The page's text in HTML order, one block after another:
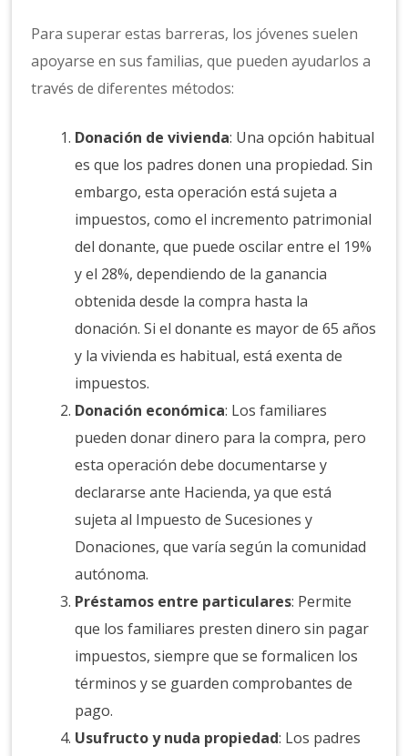
Para superar estas barreras, los jóvenes suelen
apoyarse en sus familias, que pueden ayudarlos a
través de diferentes métodos:
Donación de vivienda: Una opción habitual
es que los padres donen una propiedad. Sin
embargo, esta operación está sujeta a
impuestos, como el incremento patrimonial
del donante, que puede oscilar entre el 19%
y el 28%, dependiendo de la ganancia
obtenida desde la compra hasta la
donación. Si el donante es mayor de 65 años
y la vivienda es habitual, está exenta de
impuestos.
Donación económica: Los familiares
pueden donar dinero para la compra, pero
esta operación debe documentarse y
declararse ante Hacienda, ya que está
sujeta al Impuesto de Sucesiones y
Donaciones, que varía según la comunidad
autónoma.
Préstamos entre particulares: Permite
que los familiares presten dinero sin pagar
impuestos, siempre que se formalicen los
términos y se guarden comprobantes de
pago.
Usufructo y nuda propiedad: Los padres